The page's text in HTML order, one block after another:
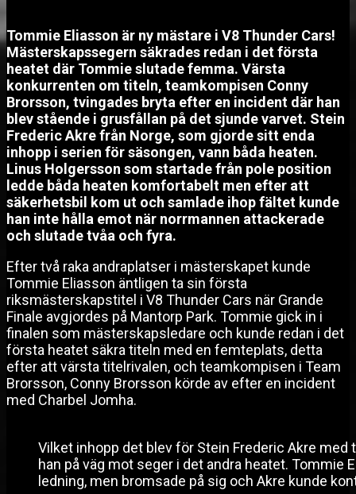
Tommie Eliasson är ny mästare i V8 Thunder Cars!
Mästerskapssegern säkrades redan i det första
heatet där Tommie slutade femma. Värsta
konkurrenten om titeln, teamkompisen Conny
Brorsson, tvingades bryta efter en incident där han
blev stående i grusfållan på det sjunde varvet. Stein
Frederic Akre från Norge, som gjorde sitt enda
inhopp i serien för säsongen, vann båda heaten.
Linus Holgersson som startade från pole position
ledde båda heaten komfortabelt men efter att
säkerhetsbil kom ut och samlade ihop fältet kunde
han inte hålla emot när norrmannen attackerade
och slutade tvåa och fyra.
Efter två raka andraplatser i mästerskapet kunde
Tommie Eliasson äntligen ta sin första
riksmästerskapstitel i V8 Thunder Cars när Grande
Finale avgjordes på Mantorp Park. Tommie gick in i
finalen som mästerskapsledare och kunde redan i det
första heatet säkra titeln med en femteplats, detta
efter att värsta titelrivalen, och teamkompisen i Team
Brorsson, Conny Brorsson körde av efter en incident
med Charbel Jomha.
Vilket inhopp det blev för Stein Frederic Akre med
han på väg mot seger i det andra heatet. Tommie
ledning, men bromsade på sig och Akre kunde